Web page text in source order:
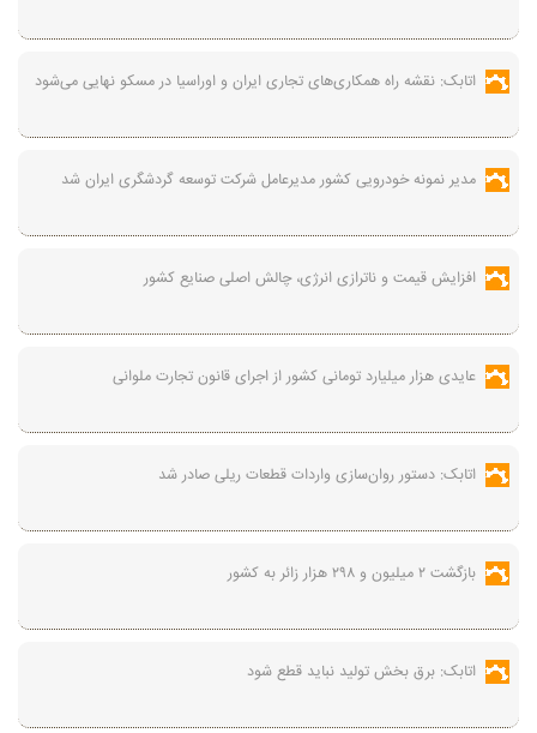
اتابک: نقشه راه همکاری‌های تجاری ایران و اوراسیا در مسکو نهایی می‌شود
مدیر نمونه خودرویی کشور مدیرعامل شرکت توسعه گردشگری ایران شد
افزایش قیمت و ناترازی انرژی، چالش اصلی صنایع کشور
عایدی هزار میلیارد تومانی کشور از اجرای قانون تجارت ملوانی
اتابک: دستور روان‌سازی واردات قطعات ریلی صادر شد
بازگشت ۲ میلیون و ۲۹۸ هزار زائر به کشور
اتابک: برق بخش تولید نباید قطع شود